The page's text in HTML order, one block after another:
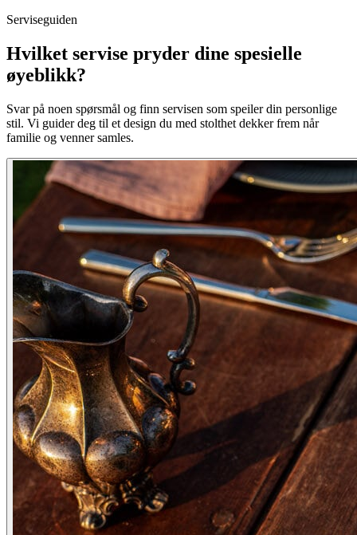
Serviseguiden
Hvilket servise pryder dine spesielle
øyeblikk?
Svar på noen spørsmål og finn servisen som speiler din personlige
stil. Vi guider deg til et design du med stolthet dekker frem når
familie og venner samles.